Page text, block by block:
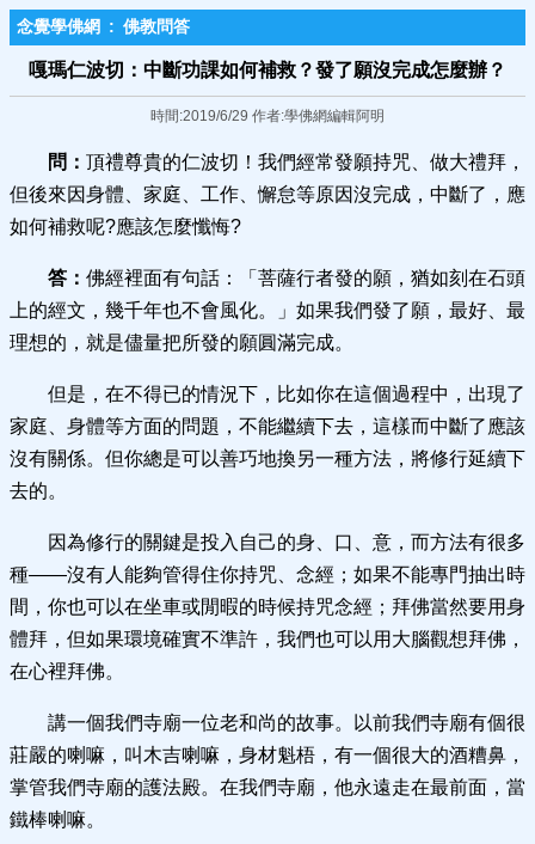
念覺學佛網 : 佛教問答
嘎瑪仁波切：中斷功課如何補救？發了願沒完成怎麼辦？
時間:2019/6/29 作者:學佛網編輯阿明
問： 頂禮尊貴的仁波切！我們經常發願持咒、做大禮拜，
但後來因身體、家庭、工作、懈怠等原因沒完成，中斷了，應
如何補救呢?應該怎麼懺悔?
答： 佛經裡面有句話：「菩薩行者發的願，猶如刻在石頭
上的經文，幾千年也不會風化。」如果我們發了願，最好、最
理想的，就是儘量把所發的願圓滿完成。
但是，在不得已的情況下，比如你在這個過程中，出現了
家庭、身體等方面的問題，不能繼續下去，這樣而中斷了應該
沒有關係。但你總是可以善巧地換另一種方法，將修行延續下
去的。
因為修行的關鍵是投入自己的身、口、意，而方法有很多
種——沒有人能夠管得住你持咒、念經；如果不能專門抽出時
間，你也可以在坐車或閒暇的時候持咒念經；拜佛當然要用身
體拜，但如果環境確實不準許，我們也可以用大腦觀想拜佛，
在心裡拜佛。
講一個我們寺廟一位老和尚的故事。以前我們寺廟有個很
莊嚴的喇嘛，叫木吉喇嘛，身材魁梧，有一個很大的酒糟鼻，
掌管我們寺廟的護法殿。在我們寺廟，他永遠走在最前面，當
鐵棒喇嘛。